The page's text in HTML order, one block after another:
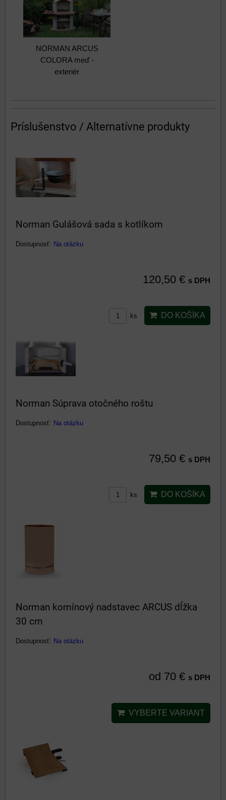
NORMAN ARCUS
COLORA meď -
exteriér
Príslušenstvo / Alternatívne produkty
Norman Gulášová sada s kotlíkom
Dostupnosť: Na otázku
120,50 € s DPH
ks DO KOŠÍKA
Norman Súprava otočného roštu
Dostupnosť: Na otázku
79,50 € s DPH
ks DO KOŠÍKA
Norman komínový nadstavec ARCUS dĺžka
30 cm
Dostupnosť: Na otázku
od 70 € s DPH
VYBERTE VARIANT